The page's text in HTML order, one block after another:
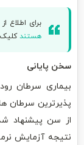
برای اطلاع از
هستند
سخن پایانی
بیماری سرطان
پذیرترین سرطان